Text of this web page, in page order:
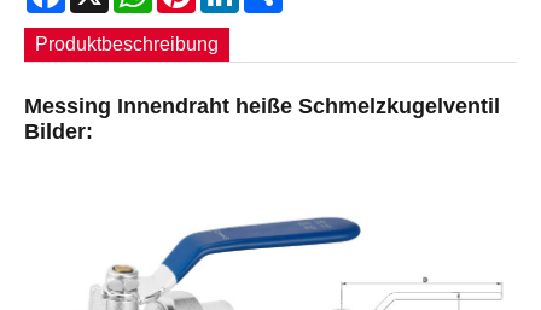
Produktbeschreibung
Messing Innendraht heiße Schmelzkugelventil
Bilder: